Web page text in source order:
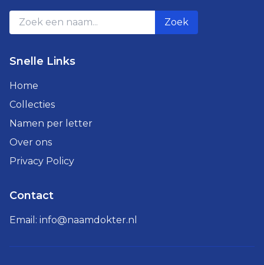
Zoek
Snelle Links
Home
Collecties
Namen per letter
Over ons
Privacy Policy
Contact
Email: info@naamdokter.nl